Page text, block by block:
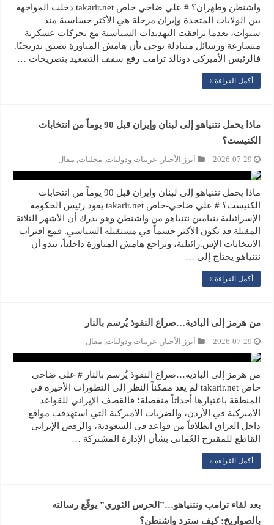
واشنطن وطهران؟ # علي ضاحي خاص takarir.net دخلت المواجهة
بين الولايات المتحدة وإيران مرحلة هي الأكثر حساسية منذ
سنوات، بعدما ترافقت التهديدات السياسية مع تحركات عسكرية
متسارعة ورسائل متبادلة توحي بأن هامش المناورة يضيق تدريجيًا.
فالرئيس الأميركي دونالد ترامب رفع سقف التصعيد بتصريحات …
أكمل القراءة »
ماذا يحمل نتنياهو إلى لبنان وإيران قبل 90 يوماً من انتخابات
الكنيست؟
2026-07-29 أبرز الأخبار, عربيات ودوليات, محليات, مقال
ماذا يحمل نتنياهو إلى لبنان وإيران قبل 90 يوماً من انتخابات
الكنيست؟ # علي ضاحي-خاص takarir.net يعود رئيس الحكومة
الإسرائيلية بنيامين نتنياهو من واشنطن وهو يدرك أن الأشهر الثلاثة
المقبلة قد تكون الأكثر حسماً في مستقبله السياسي. فمع اقتراب
الانتخابات الإس.رائيلية، وتراجع هامش المناورة داخلياً، يبدو أن
نتنياهو يحتاج إلى …
أكمل القراءة »
من هرمز إلى البادية…صراع النفوذ يُرسم بالنار
2026-07-29 أبرز الأخبار, عربيات ودوليات, مقال
من هرمز إلى البادية…صراع النفوذ يُرسم بالنار # علي ضاحي
خاص takarir.net لم يعد ممكناً النظر إلى التطورات الأخيرة في
المنطقة باعتبارها أحداثاً منفصلة؛ فالقصف الإيراني للقواعد
الأميركية في الأردن، والضربات الأميركية التي استهدفت مواقع
داخل العراق انطلاقاً من قواعد في السعودية، والرفض الإيراني
القاطع للمقترح العُماني بشأن الإدارة المشتركة …
أكمل القراءة »
بعد لقاء ترامب ونتنياهو…”الحرس الثوري” يوقّع رسالته
بالصواريخ: كيف سترد واشنطن؟